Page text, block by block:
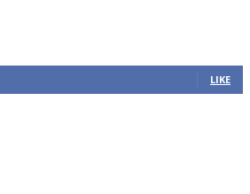
LIKE